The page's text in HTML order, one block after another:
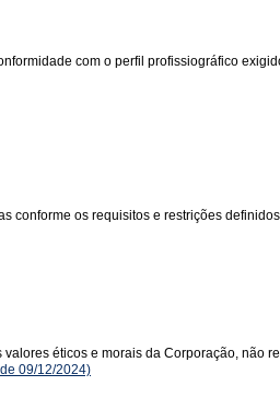
com o perfil profissiográfico
conforme os requisitos e restrições
éticos e morais da Corporação, não
09/12/2024)